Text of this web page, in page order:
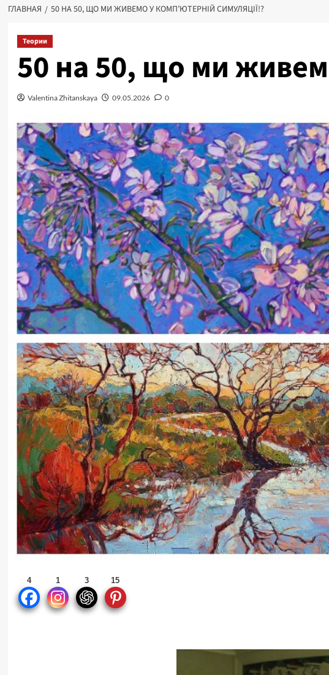
ГЛАВНАЯ 50 НА 50, ЩО МИ ЖИВЕМО У КОМП’ЮТЕРНІЙ СИМУЛЯЦІЇ!?
Теории
50 на 50, що ми
Valentina Zhitanskaya 09.05.2026 0
4 1 3 15